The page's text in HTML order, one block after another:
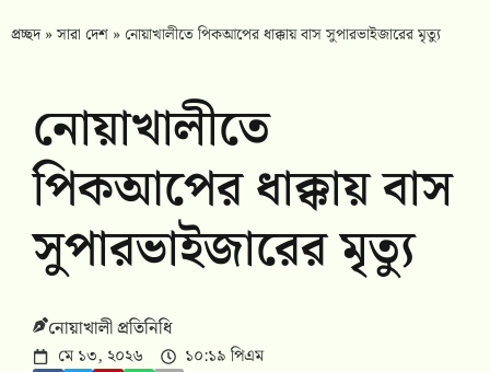
প্রচ্ছদ»সারা দেশ » নোয়াখালীতে পিকআপের ধাক্কায় বাস সুপারভাইজারের মৃত্যু
নোয়াখালীতে
পিকআপের ধাক্কায় বাস
সুপারভাইজারের মৃত্যু
নোয়াখালী প্রতিনিধি
মে ১৩, ২০২৬ ১০:১৯ পিএম